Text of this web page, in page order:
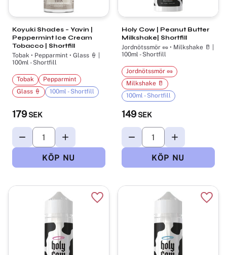
Koyuki Shades – Yavin |
Peppermint Ice Cream
Tobacco | Shortfill
Tobak • Pepparmint • Glass 🍦 |
100ml - Shortfill
179 SEK
Tobak
Pepparmint
Glass 🍦
100ml - Shortfill
Holy Cow | Peanut Butter
Milkshake| Shortfill
Jordnötssmör 🥜 • Milkshake 🥛 |
100ml - Shortfill
149 SEK
Jordnötssmör 🥜
Milkshake 🥛
100ml - Shortfill
Lägg till i favoriter